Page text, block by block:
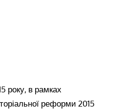
року, в рамках
реформи 2015